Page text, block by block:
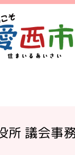
所 議会事